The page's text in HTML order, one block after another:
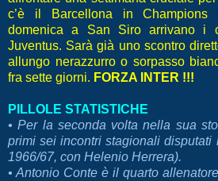
c’è il Barcellona in Champions
domenica a San Siro arrivano i
Juventus. Sarà già uno scontro
allungo nerazzurro o sorpasso
fra sette giorni. FORZA INTER !!!
PILLOLE STATISTICHE
• Per la seconda volta nella sua
primi sei incontri stagionali disputati
1966/67, con Helenio Herrera).
• Antonio Conte è il quarto